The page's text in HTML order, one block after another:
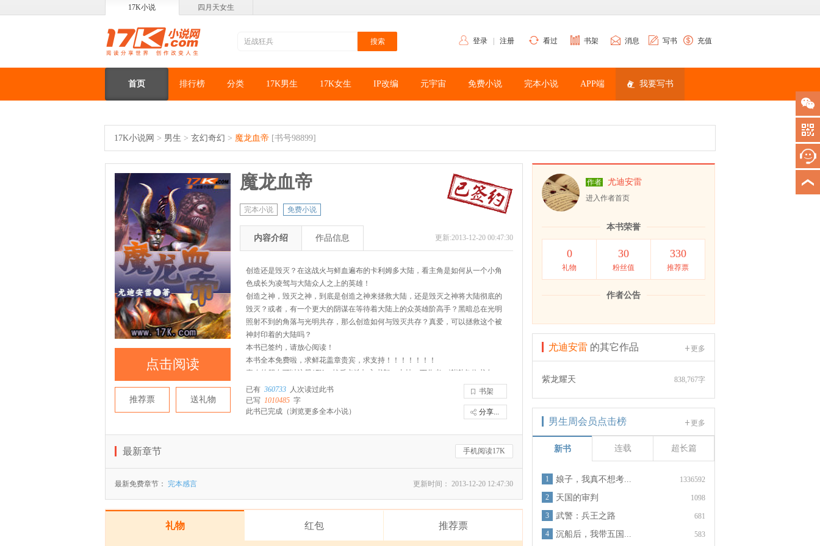
17K小说 四月天女生
登录 注册 看过 书架 消息 写书 充值
首页 排行榜 分类 17K男生 17K女生 IP改编 元宇宙 免费小说 完本小说 APP端 我要写书
17K小说网 > 男生 > 玄幻奇幻 > 魔龙血帝 [书号98899]
点击阅读
推荐票 送礼物
魔龙血帝
完本小说 免费小说
更新:2013-12-20 00:47:30
内容介绍 作品信息
创造还是毁灭？在这战火与鲜血遍布的卡利姆多大陆，看主角是如何从一个小角
色成长为凌驾与大陆众人之上的英雄！
创造之神，毁灭之神，到底是创造之神来拯救大陆，还是毁灭之神将大陆彻底的
毁灭？或者，有一个更大的阴谋在等待着大陆上的众英雄阶高手？黑暗总在光明
照射不到的角落与光明共存，那么创造如何与毁灭共存？真爱，可以拯救这个被
神封印着的大陆吗？
本书已签约，请放心阅读！
本书全本免费啦，求鲜花盖章贵宾，求支持！！！！！！！
喜欢的朋友可以注册17K，然后点选加入书架，支持一下作者，谢谢各位书友
啦！^o^
书架
分享...
已有 360733 人次读过此书
已写 1010485 字
此书已完成 （浏览更多全本小说）
手机阅读17K
最新章节
更新时间： 2013-12-20 12:47:30
最新免费章节： 完本感言
礼物 红包 推荐票
作者 尤迪安雷
进入作者首页
本书荣誉
0
礼物
30
粉丝值
330
推荐票
作者公告
更多
尤迪安雷 的其它作品
838,767字
紫龙耀天
更多
男生周会员点击榜
新书 连载 超长篇
1336592
1 娘子，我真不想考...
1098
2 天国的审判
681
3 武警：兵王之路
583
4 沉船后，我带五国...